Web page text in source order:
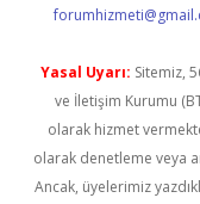
Yasal Uyarı: Sitemiz,
ve İletişim Kurumu
olarak hizmet
olarak denetleme veya
Ancak, üyelerimiz